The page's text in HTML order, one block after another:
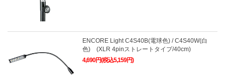
ENCORE Light C4S40B(電球色) / C4S40W(白
色) (XLR 4pinストレートタイプ/40cm)
4,690円(税込5,159円)